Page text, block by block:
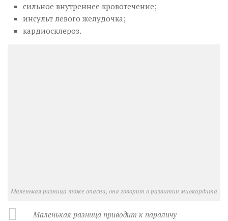
сильное внутреннее кровотечение;
инсульт левого желудочка;
кардиосклероз.
Маленькая разница тоже опасна, она говорит о развитии миокардита
Маленькая разница приводит к параличу